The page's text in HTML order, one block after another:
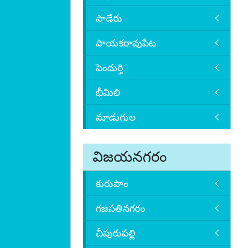
పాడేరు
పాయకరావుపేట
పెందుర్తి
భీమిలి
మాడుగుల
విజయనగరం
కురుపాం
గజపతినగరం
చీపురుపల్లి